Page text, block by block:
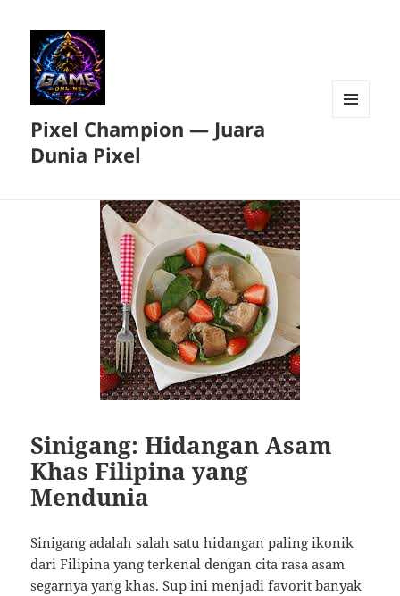
Pixel Champion — Juara
Dunia Pixel
Sinigang: Hidangan Asam
Khas Filipina yang
Mendunia
Sinigang adalah salah satu hidangan paling ikonik
dari Filipina yang terkenal dengan cita rasa asam
segarnya yang khas. Sup ini menjadi favorit banyak